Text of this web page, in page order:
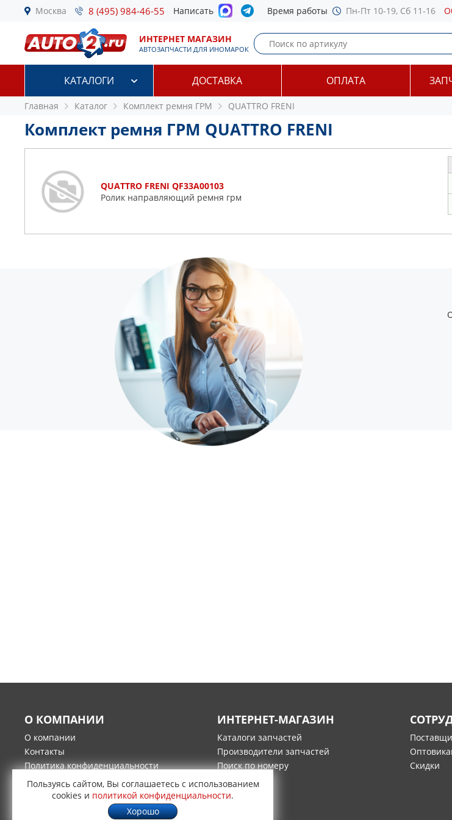
Москва 8 (495) 984-46-55 Написать Время работы Пн-Пт 10-19, Сб 11-16
ИНТЕРНЕТ МАГАЗИН
АВТОЗАПЧАСТИ ДЛЯ ИНОМАРОК
КАТАЛОГИ ДОСТАВКА ОПЛАТА
Главная Каталог Комплект ремня ГРМ QUATTRO FRENI
Комплект ремня ГРМ QUATTRO FRENI
QUATTRO FRENI QF33A00103
Ролик направляющий ремня грм
О КОМПАНИИ
О компании
Контакты
Политика конфиденциальности
Гарантия и возврат товара
ИНТЕРНЕТ-МАГАЗИН
Каталоги запчастей
Производители запчастей
Поиск по номеру
Оплата
Доставка
Скидки
Пользуясь сайтом, Вы соглашаетесь с использованием
cookies и политикой конфиденциальности.
Хорошо